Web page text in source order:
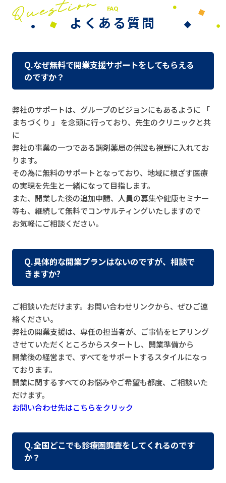
FAQ
よくある質問
Q.なぜ無料で開業支援サポートをしてもらえる
のですか？
弊社のサポートは、グループのビジョンにもあるように 「
まちづくり 」 を念頭に行っており、先生のクリニックと共
に
弊社の事業の一つである調剤薬局の併設も視野に入れてお
ります。
その為に無料のサポートとなっており、地域に根ざす医療
の実現を先生と一緒になって目指します。
また、開業した後の追加申請、人員の募集や健康セミナー
等も、継続して無料でコンサルティングいたしますので
お気軽にご相談ください。
Q.具体的な開業プランはないのですが、相談で
きますか?
ご相談いただけます。お問い合わせリンクから、ぜひご連
絡ください。
弊社の開業支援は、専任の担当者が、ご事情をヒアリング
させていただくところからスタートし、開業準備から
開業後の経営まで、すべてをサポートするスタイルになっ
ております。
開業に関するすべてのお悩みやご希望も都度、ご相談いた
だけます。
お問い合わせ先はこちらをクリック
Q.全国どこでも診療圏調査をしてくれるのです
か？